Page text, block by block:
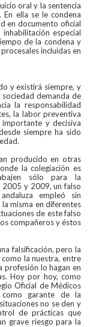
oral y la sentencia
ella se le condena
en documento oficial
especial
de la condena y
incluidas en
y existirá siempre, y
demanda de
la responsabilidad
la labor preventiva
y decisiva
siempre ha sido
producido en otras
la colegiación es
sólo para la
2005 y 2009, un falso
empleó sin
misma en diferentes
de este falso
compañeros y éstos
falsificación, pero la
la nuestra, entre
profesión lo hagan en
Hoy por hoy, como
Oficial de Médicos
como garante de la
no se den y
de prácticas que
grave riesgo para la